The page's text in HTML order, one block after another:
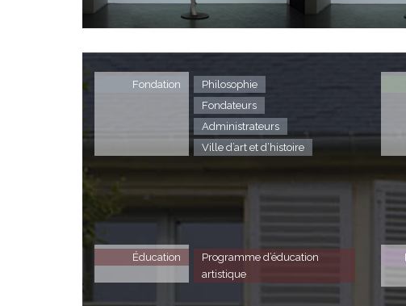
Fondation
Philosophie
Fondateurs
Administrateurs
Ville d’art et d’histoire
Éducation
Programme d’éducation
artistique